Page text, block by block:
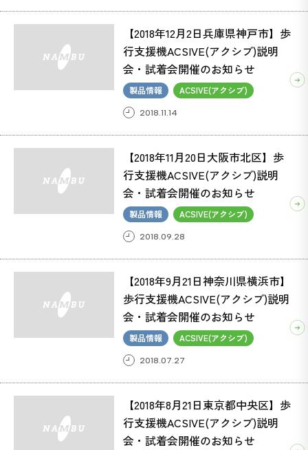
【2018年12月2日兵庫県神戸市】歩
行支援機ACSIVE(アクシブ)説明
会・試着会開催のお知らせ
製品情報 ACSIVE(アクシブ)
2018.11.14
【2018年11月20日大阪市北区】歩
行支援機ACSIVE(アクシブ)説明
会・試着会開催のお知らせ
製品情報 ACSIVE(アクシブ)
2018.09.28
【2018年9月21日神奈川県横浜市】
歩行支援機ACSIVE(アクシブ)説明
会・試着会開催のお知らせ
製品情報 ACSIVE(アクシブ)
2018.07.27
【2018年8月21日東京都中央区】歩
行支援機ACSIVE(アクシブ)説明
会・試着会開催のお知らせ
ACSIVE(アクシブ) (37)
ボンベ楽(ラック) (1)